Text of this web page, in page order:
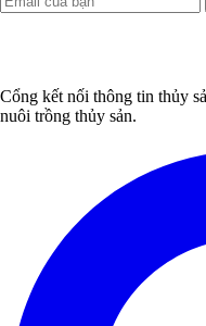
Cổng kết nối thông tin thủy
nuôi trồng thủy sản.